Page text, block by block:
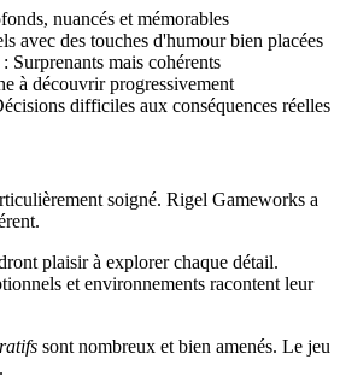
nuancés et mémorables
avec des touches d'humour bien placées
: Surprenants mais cohérents
à découvrir progressivement
difficiles aux conséquences réelles
soigné. Rigel Gameworks a
plaisir à explorer chaque détail.
et environnements racontent leur
sont nombreux et bien amenés. Le jeu